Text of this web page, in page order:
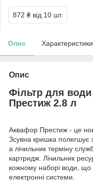
872 ₴ від 10 шт.
Опис Характеристики
Опис
Фільтр для
Престиж 2.8 л
Аквафор Престиж - це
Зсувна кришка полегшує
а лічильник терміну
картридж. Лічильник
кожному наборі води, що
електронні системи.